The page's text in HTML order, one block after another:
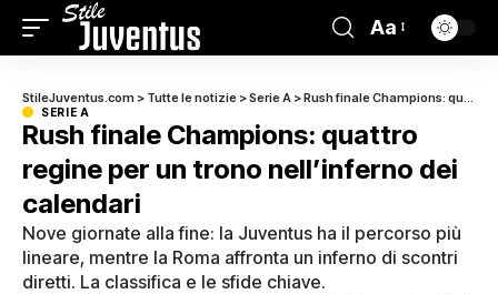
Aa
StileJuventus.com > Tutte le notizie >Serie A >Rush finale Champions: quattro regine per un trono nell’inferno dei calendari
SERIE A
Rush finale Champions: quattro
regine per un trono nell’inferno dei
calendari
Nove giornate alla fine: la Juventus ha il percorso più
lineare, mentre la Roma affronta un inferno di scontri
diretti. La classifica e le sfide chiave.